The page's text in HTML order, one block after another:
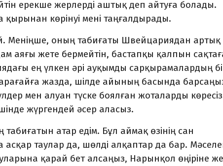
ерекше жерлерді аштық деп айтуға болады.
көрінуі мені таңғалдырады.
Меніңше, оның табиғаты Швейцариядан артық
аяғы жете бермейтін, бастапқы қалпын
ең үлкен әрі ауқымды сарқырамалардың
жазда, шілде айының басында
мен алуан түске боялған жоталарды
жүргендей әсер аласыз.
табиғатын атар едім. Бұл аймақ өзінің сан
таулар да, шөлді алқаптар да бар.
қарай бет алсаңыз, Нарынқол өңіріне